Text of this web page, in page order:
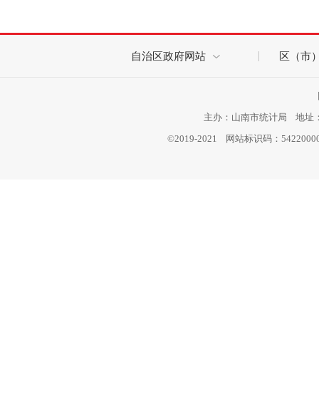
自治区政府网站 区（市
主办：山南市统计局 地址
©2019-2021 网站标识码：